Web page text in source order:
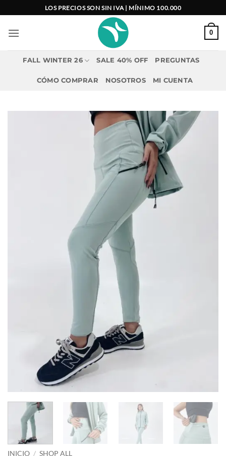
al
contenido
LOS PRECIOS SON SIN IVA | MÍNIMO 100.000
0
FALL WINTER 26 SALE 40% OFF PREGUNTAS
CÓMO COMPRAR NOSOTROS MI CUENTA
INICIO / SHOP ALL